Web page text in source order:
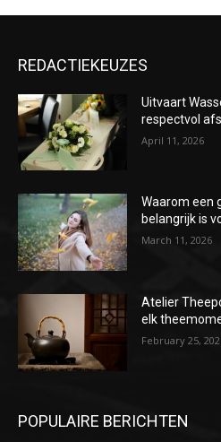
REDACTIEKEUZES
Uitvaart
respectvol
April 11, 2026
Waarom een
belangrijk is
March 11, 2026
Atelier
elk
February 25,
POPULAIRE BERICHTEN